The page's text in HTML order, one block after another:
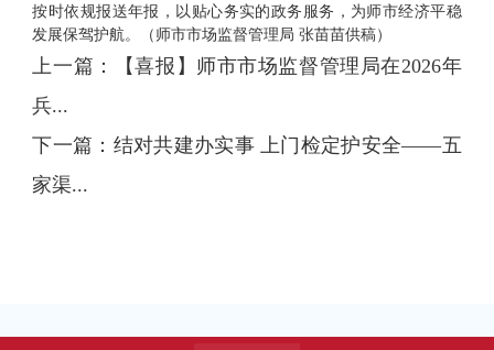
按时依规报送年报，以贴心务实的政务服务，为师市经济平稳
发展保驾护航。（师市市场监督管理局 张苗苗供稿）
上一篇：
【喜报】师市市场监督管理局在2026年
兵...
下一篇： 结对共建办实事 上门检定护安全——五
家渠...